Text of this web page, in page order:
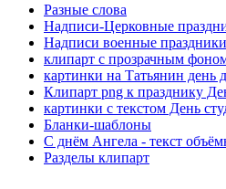
Разные слова
Надписи-Церковные
Надписи военные праздники
клипарт с прозрачным
картинки на Татьянин день
Клипарт png к празднику
картинки с текстом День
Бланки-шаблоны
С днём Ангела - текст
Разделы клипарт